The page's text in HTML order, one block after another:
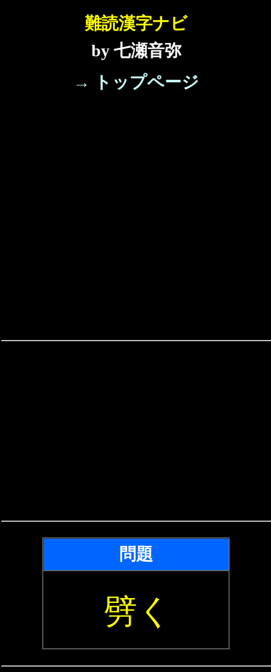
難読漢字ナビ
by 七瀬音弥
→ トップページ
問題
劈く